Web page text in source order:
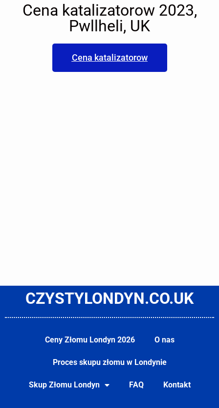
Cena katalizatorow 2023,
Pwllheli, UK
Cena katalizatorow
CZYSTYLONDYN.CO.UK
Ceny Złomu Londyn 2026 O nas
Proces skupu złomu w Londynie
Skup Złomu Londyn FAQ Kontakt